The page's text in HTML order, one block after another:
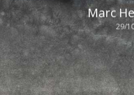
Marc
29/